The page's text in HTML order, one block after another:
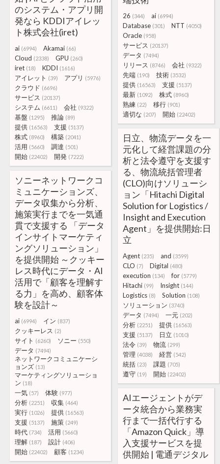
26 (344) ai (6994)
Database (301) NTT (4050)
Oracle (958)
サービス (20137)
データ (7494)
リリース (8746) 会社 (9322)
先端 (190) 技術 (3532)
提供 (16563) 支援 (5137)
最新 (1092) 株式 (8960)
熟練 (22) 移行 (901)
適切な (207) 開始 (22402)
のシステム・アプリ開
発なら KDDIアイレッ
ト株式会社(iret)
ai (6994) Akamai (66)
Cloud (2338) GPU (260)
iret (18) KDDI (1616)
アイレット (39) アプリ (5976)
クラウド (6696)
サービス (20137)
システム (6611) 会社 (9322)
基盤 (1295) 推論 (89)
提供 (16563) 支援 (5137)
株式 (8960) 構築 (2041)
活用 (5660) 調達 (501)
開始 (22402) 開発 (7222)
日立、物流データを一
元化して経営課題の分
析と法令遵守を支援す
る、物流統括管理者
(CLO)向けソリューシ
ョン「Hitachi Digital
Solution for Logistics /
Insight and Execution
Agent」を提供開始:日
立
Agent (235) and (3599)
CLO (7) Digital (480)
execution (134) for (5779)
Hitachi (99) Insight (144)
Logistics (8) Solution (108)
ソリューション (3740)
データ (7494) 一元 (202)
分析 (2251) 提供 (16563)
支援 (5137) 日立 (1010)
法令 (39) 物流 (299)
管理 (4038) 経営 (542)
統括 (23) 課題 (705)
遵守 (19) 開始 (22402)
ソニーネットワークコ
ミュニケーションズ、
データ収集から分析、
施策実行までを一気通
貫で支援する 「データ
インサイトマーケティ
ングソリューション」
を提供開始 ～クッキー
レス時代にデータ・AI
活用で「顧客を理解す
る力」を高め、顧客体
験を設計～
ai (6994) イン (837)
クッキーレス (2)
サイト (6260) ソニー (550)
データ (7494)
ネットワークコミュニケーシ
ョンズ (13)
マーケティングソリューショ
ン (18)
一気 (57) 体験 (977)
分析 (2251) 収集 (464)
実行 (1026) 提供 (16563)
支援 (5137) 施策 (249)
時代 (734) 活用 (5660)
理解 (187) 設計 (406)
開始 (22402) 顧客 (1234)
AIエージェントがデ
ータ統合から業務実
行まで一括代行する
「Amazon Quick」導
入支援サービスを提
供開始 | 電通デジタル